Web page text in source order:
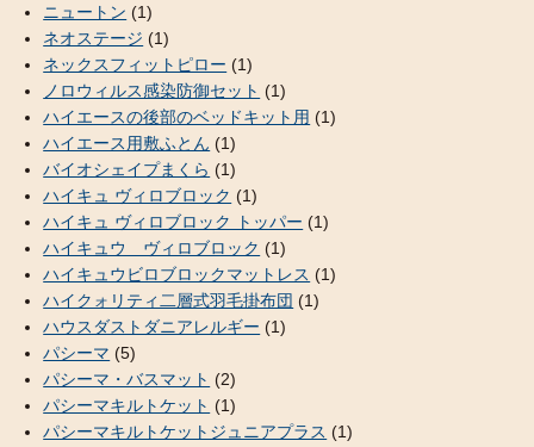
ニュートン (1)
ネオステージ (1)
ネックスフィットピロー (1)
ノロウィルス感染防御セット (1)
ハイエースの後部のベッドキット用 (1)
ハイエース用敷ふとん (1)
バイオシェイプまくら (1)
ハイキュ ヴィロブロック (1)
ハイキュ ヴィロブロック トッパー (1)
ハイキュウ ヴィロブロック (1)
ハイキュウビロブロックマットレス (1)
ハイクォリティ二層式羽毛掛布団 (1)
ハウスダストダニアレルギー (1)
パシーマ (5)
パシーマ・バスマット (2)
パシーマキルトケット (1)
パシーマキルトケットジュニアプラス (1)